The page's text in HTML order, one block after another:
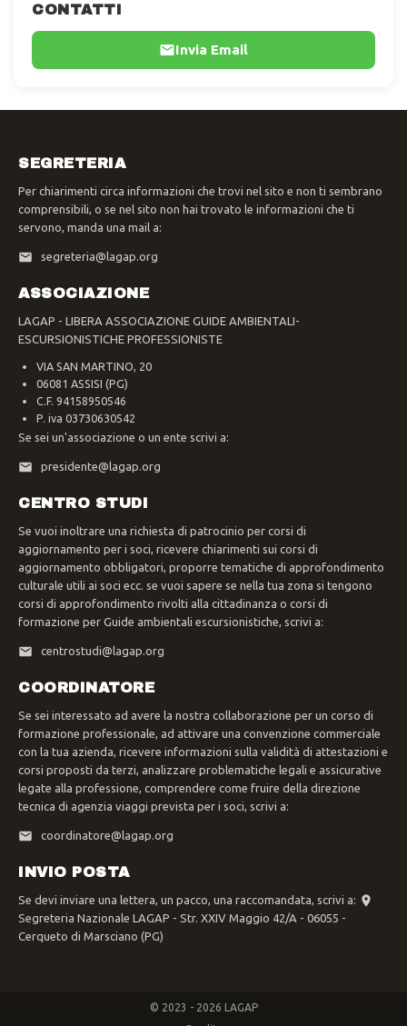
CONTATTI
Invia Email
SEGRETERIA
Per chiarimenti circa informazioni che trovi nel sito e non ti sembrano
comprensibili, o se nel sito non hai trovato le informazioni che ti
servono, manda una mail a:
segreteria@lagap.org
ASSOCIAZIONE
LAGAP - LIBERA ASSOCIAZIONE GUIDE AMBIENTALI-
ESCURSIONISTICHE PROFESSIONISTE
VIA SAN MARTINO, 20
06081 ASSISI (PG)
C.F. 94158950546
P. iva 03730630542
Se sei un'associazione o un ente scrivi a:
presidente@lagap.org
CENTRO STUDI
Se vuoi inoltrare una richiesta di patrocinio per corsi di
aggiornamento per i soci, ricevere chiarimenti sui corsi di
aggiornamento obbligatori, proporre tematiche di approfondimento
culturale utili ai soci ecc. se vuoi sapere se nella tua zona si tengono
corsi di approfondimento rivolti alla cittadinanza o corsi di
formazione per Guide ambientali escursionistiche, scrivi a:
centrostudi@lagap.org
COORDINATORE
Se sei interessato ad avere la nostra collaborazione per un corso di
formazione professionale, ad attivare una convenzione commerciale
con la tua azienda, ricevere informazioni sulla validità di attestazioni e
corsi proposti da terzi, analizzare problematiche legali e assicurative
legate alla professione, comprendere come fruire della direzione
tecnica di agenzia viaggi prevista per i soci, scrivi a:
coordinatore@lagap.org
INVIO POSTA
Se devi inviare una lettera, un pacco, una raccomandata, scrivi a:
Segreteria Nazionale LAGAP - Str. XXIV Maggio 42/A - 06055 -
Cerqueto di Marsciano (PG)
© 2023 - 2026 LAGAP